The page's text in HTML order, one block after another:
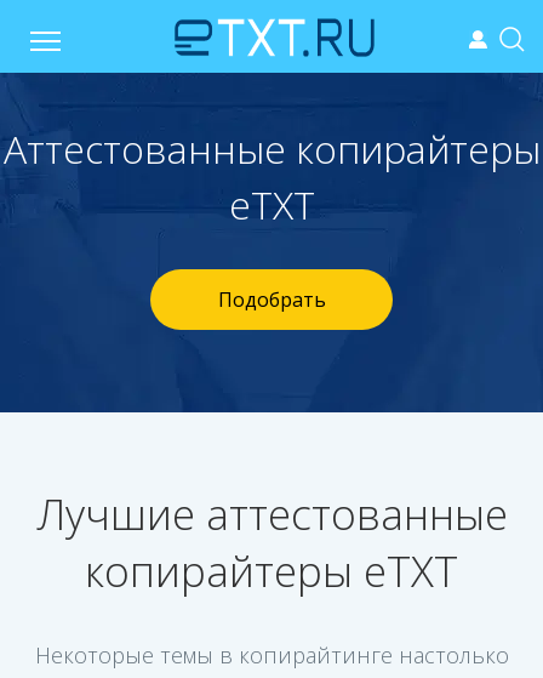
Аттестованные копирайтеры
еТХТ
Подобрать
Лучшие аттестованные
копирайтеры еТХТ
Некоторые темы в копирайтинге настолько